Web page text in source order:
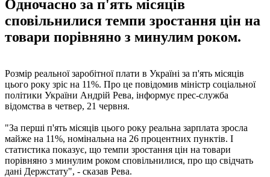
Одночасно за п'ять місяців
сповільнилися темпи зростання цін на
товари порівняно з минулим роком.
Розмір реальної заробітної плати в Україні за п'ять місяців
цього року зріс на 11%. Про це повідомив міністр соціальної
політики України Андрій Рева, інформує прес-служба
відомства в четвер, 21 червня.
"За перші п'ять місяців цього року реальна зарплата зросла
майже на 11%, номінальна на 26 процентних пунктів. І
статистика показує, що темпи зростання цін на товари
порівняно з минулим роком сповільнилися, про що свідчать
дані Держстату", - сказав Рева.